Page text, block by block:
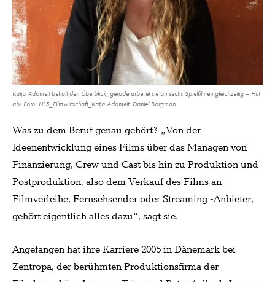
Katja Adomeit behält den Überblick, gerade arbeitet sie an sechs Spielfilmen gleichzeitig – Hut
ab! Foto: HL5_Filmwirtschaft_Katja Adomeit: Daniel Borgman
Was zu dem Beruf genau gehört? „Von der
Ideenentwicklung eines Films über das Managen von
Finanzierung, Crew und Cast bis hin zu Produktion und
Postproduktion, also dem Verkauf des Films an
Filmverleihe, Fernsehsender oder Streaming -Anbieter,
gehört eigentlich alles dazu“, sagt sie.
Angefangen hat ihre Karriere 2005 in Dänemark bei
Zentropa, der berühmten Produktionsfirma der